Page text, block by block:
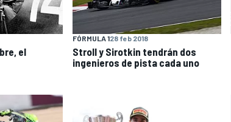
el
FÓRMULA 128 feb 2018
Stroll y Sirotkin tendrán dos
ingenieros de pista cada uno